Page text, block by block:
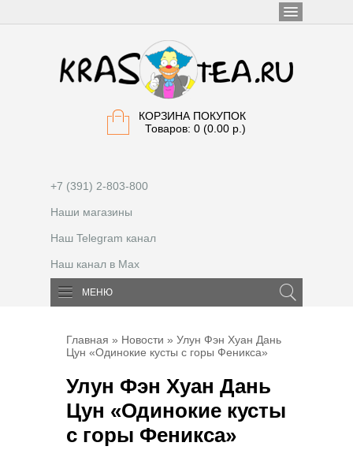
КОРЗИНА ПОКУПОК
Товаров: 0 (0.00 р.)
+7 (391) 2-803-800
Наши магазины
Наш Telegram канал
Наш канал в Max
МЕНЮ
Главная » Новости » Улун Фэн Хуан Дань
Цун «Одинокие кусты с горы Феникса»
Улун Фэн Хуан Дань
Цун «Одинокие кусты
с горы Феникса»